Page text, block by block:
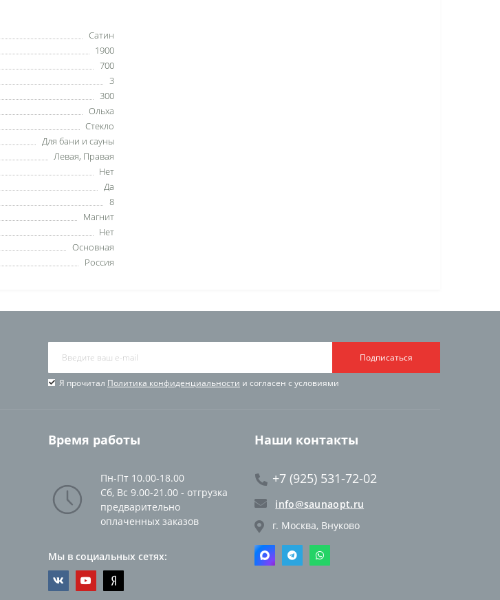
Сатин
1900
700
3
300
Ольха
Стекло
Для бани и сауны
Левая, Правая
Нет
Да
8
Магнит
Нет
Основная
Россия
Подписаться
Я прочитал Политика конфиденциальности и согласен с условиями
Время работы
Пн-Пт 10.00-18.00
Сб, Вс 9.00-21.00 - отгрузка
предварительно
оплаченных заказов
Мы в социальных сетях:
Наши контакты
+7 (925) 531-72-02
info@saunaopt.ru
г. Москва, Внуково